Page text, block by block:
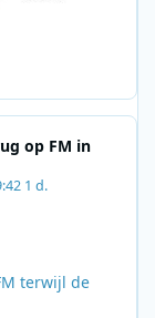
op FM in
1 d.
terwijl de